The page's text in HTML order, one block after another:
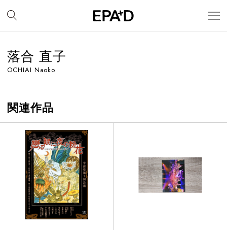
落合 直子
OCHIAI Naoko
関連作品